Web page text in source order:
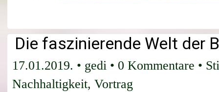
Die faszinierende Welt der
17.01.2019. • gedi • 0 Kommentare •
Nachhaltigkeit, Vortrag